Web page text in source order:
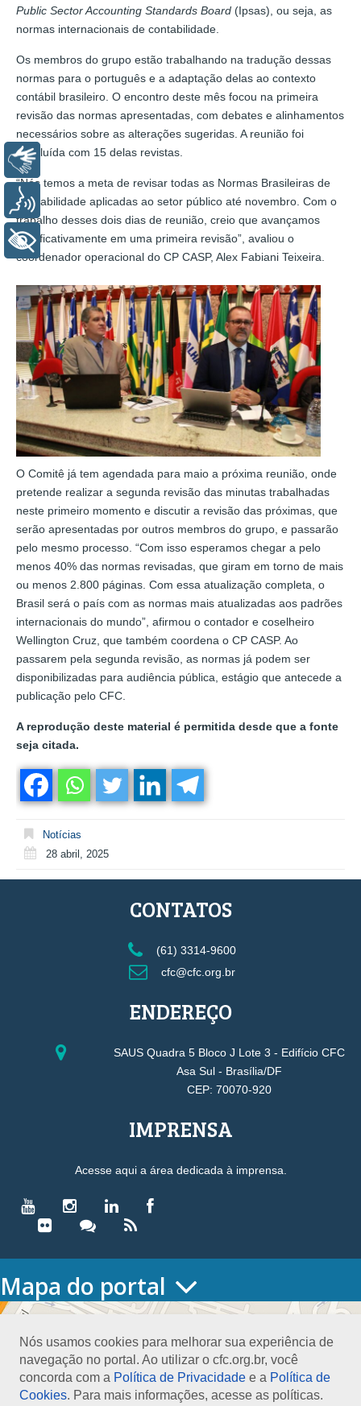
Public Sector Accounting Standards Board (Ipsas), ou seja, as
normas internacionais de contabilidade.
Os membros do grupo estão trabalhando na tradução dessas
normas para o português e a adaptação delas ao contexto
contábil brasileiro. O encontro deste mês focou na primeira
revisão das normas apresentadas, com debates e alinhamentos
necessários sobre as alterações sugeridas. A reunião foi
concluída com 15 delas revistas.
“Nós temos a meta de revisar todas as Normas Brasileiras de
Contabilidade aplicadas ao setor público até novembro. Com o
trabalho desses dois dias de reunião, creio que avançamos
significativamente em uma primeira revisão”, avaliou o
coordenador operacional do CP CASP, Alex Fabiani Teixeira.
O Comitê já tem agendada para maio a próxima reunião, onde
pretende realizar a segunda revisão das minutas trabalhadas
neste primeiro momento e discutir a revisão das próximas, que
serão apresentadas por outros membros do grupo, e passarão
pelo mesmo processo. “Com isso esperamos chegar a pelo
menos 40% das normas revisadas, que giram em torno de mais
ou menos 2.800 páginas. Com essa atualização completa, o
Brasil será o país com as normas mais atualizadas aos padrões
internacionais do mundo”, afirmou o contador e coselheiro
Wellington Cruz, que também coordena o CP CASP. Ao
passarem pela segunda revisão, as normas já podem ser
disponibilizadas para audiência pública, estágio que antecede a
publicação pelo CFC.
A reprodução deste material é permitida desde que a fonte
seja citada.
Notícias
28 abril, 2025
Nós usamos cookies para melhorar sua experiência de
navegação no portal. Ao utilizar o cfc.org.br, você
concorda com a Política de Privacidade e a Política de
Cookies. Para mais informações, acesse as políticas.
CONTATOS
(61) 3314-9600
cfc@cfc.org.br
ENDEREÇO
SAUS Quadra 5 Bloco J Lote 3 - Edifício CFC
Asa Sul - Brasília/DF
CEP: 70070-920
IMPRENSA
Acesse aqui a área dedicada à imprensa.
Mapa do portal
HOME
Conselho Diretor
Nossa Sede
Planejamento
Organograma
Libras
Voz
+ Acessibilidade